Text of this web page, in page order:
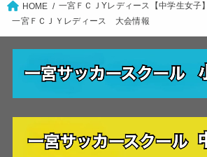
HOME
一宮ＦＣＪYレディース【中学生女子】
一宮ＦＣＪＹレディース 大会情報